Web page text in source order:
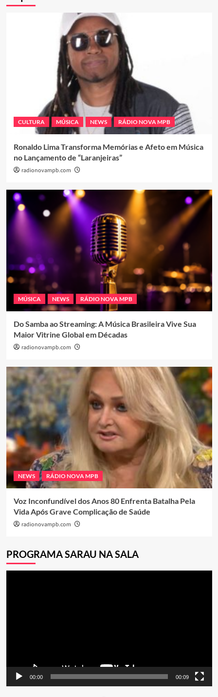
CULTURA MÚSICA NEWS RÁDIO NOVA MPB
Ronaldo Lima Transforma Memórias e Afeto em Música
no Lançamento de “Laranjeiras”
radionovampb.com
MÚSICA NEWS RÁDIO NOVA MPB
Do Samba ao Streaming: A Música Brasileira Vive Sua
Maior Vitrine Global em Décadas
radionovampb.com
NEWS RÁDIO NOVA MPB
Voz Inconfundível dos Anos 80 Enfrenta Batalha Pela
Vida Após Grave Complicação de Saúde
radionovampb.com
PROGRAMA SARAU NA SALA
00:00 00:09